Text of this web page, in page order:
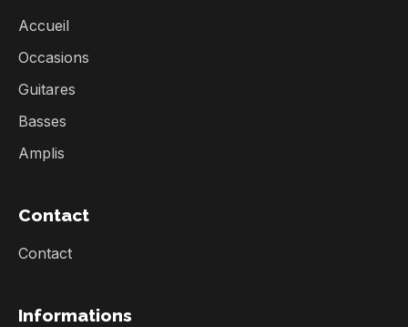
Accueil
Occasions
Guitares
Basses
Amplis
Contact
Contact
Informations